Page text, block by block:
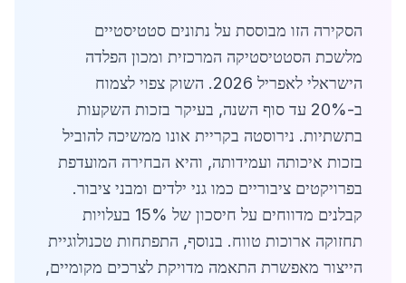
הסקירה הזו מבוססת על נתונים סטטיסטיים
מלשכת הסטטיסטיקה המרכזית ומכון הפלדה
הישראלי לאפריל 2026. השוק צפוי לצמוח
ב-20% עד סוף השנה, בעיקר בזכות השקעות
בתשתיות. נירוסטה בקריית אונו ממשיכה להוביל
בזכות איכותה ועמידותה, והיא הבחירה המועדפת
בפרויקטים ציבוריים כמו גני ילדים ומבני ציבור.
קבלנים מדווחים על חיסכון של 15% בעלויות
תחזוקה ארוכות טווח. בנוסף, התפתחות טכנולוגיית
הייצור מאפשרת התאמה מדויקת לצרכים מקומיים,